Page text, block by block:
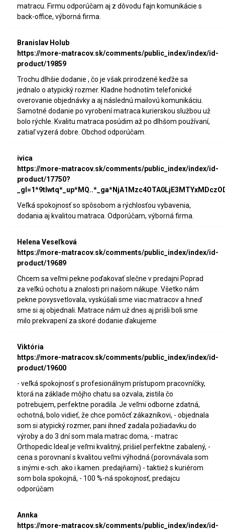
matracu. Firmu odporúčam aj z dôvodu fajn komunikácie s
back-office, výborná firma.
Branislav Holub
https://more-matracov.sk/comments/public_index/index/id-
product/19859
Trochu dlhšie dodanie , čo je však prirodzené keďže sa
jednalo o atypický rozmer. Kladne hodnotím telefonické
overovanie objednávky a aj následnú mailovú komunikáciu.
Samotné dodanie po vyrobení matraca kurierskou službou už
bolo rýchle. Kvalitu matraca posúdim až po dlhšom používaní,
zatiaľ vyzerá dobre. Obchod odporúčam.
ivica
https://more-matracov.sk/comments/public_index/index/id-
product/17750?
Veľká spokojnosť so spôsobom a rýchlosťou vybavenia,
dodania aj kvalitou matraca. Odporúčam, výborná firma.
Helena Veseľková
https://more-matracov.sk/comments/public_index/index/id-
product/19689
Chcem sa veľmi pekne poďakovať slečne v predajni Poprad
za veľkú ochotu a znalosti pri našom nákupe. Všetko nám
pekne povysvetlovala, vyskúšali sme viac matracov a hneď
sme si aj objednali. Matrace nám už dnes aj prišli boli sme
milo prekvapení za skoré dodanie ďakujeme
Viktória
https://more-matracov.sk/comments/public_index/index/id-
product/19600
- veľká spokojnosť s profesionálnym prístupom pracovníčky,
ktorá na základe môjho chatu sa ozvala, zistila čo
potrebujem, perfektne poradila. Je veľmi odborne zdatná,
ochotná, bolo vidieť, že chce pomôcť zákazníkovi, - objednala
som si atypický rozmer, pani ihneď zadala požiadavku do
výroby a do 3 dní som mala matrac doma, - matrac
Orthopedic Ideal je veľmi kvalitný, prišiel perfektne zabalený, -
cena s porovnaní s kvalitou veľmi výhodná (porovnávala som
s inými e-sch. ako i kamen. predajňami) - taktiež s kuriérom
som bola spokojná, - 100 %-ná spokojnosť, predajcu
odporúčam
Annka
https://more-matracov.sk/comments/public_index/index/id-